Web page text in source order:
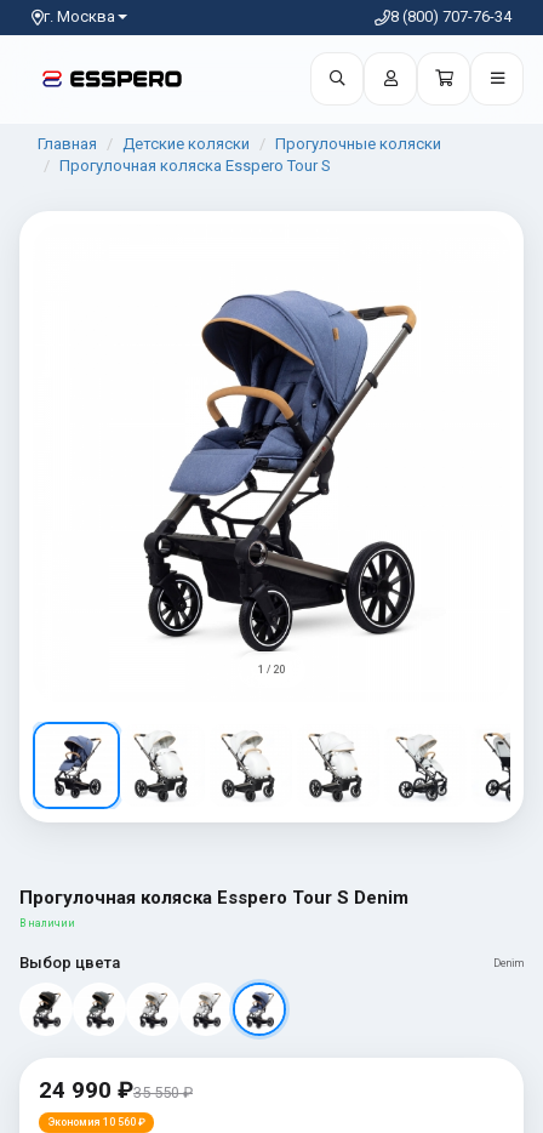
г. Москва 8 (800) 707-76-34
Главная Детские коляски
Прогулочные коляски
Прогулочная коляска Esspero Tour S
1 / 20
Прогулочная коляска Esspero Tour S Denim
В наличии
Выбор цвета Denim
24 990 ₽35 550 ₽
Экономия 10 560 ₽